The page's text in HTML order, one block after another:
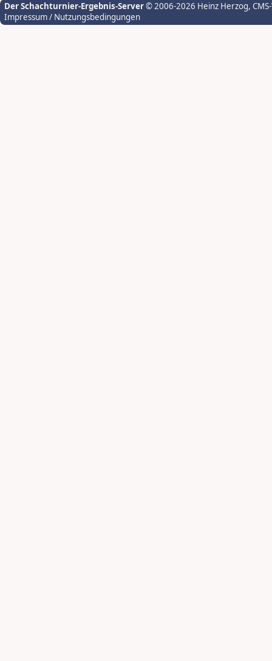
Der Schachturnier-Ergebnis-Server© 2006-2026 Heinz Herzog,
Impressum / Nutzungsbedingungen